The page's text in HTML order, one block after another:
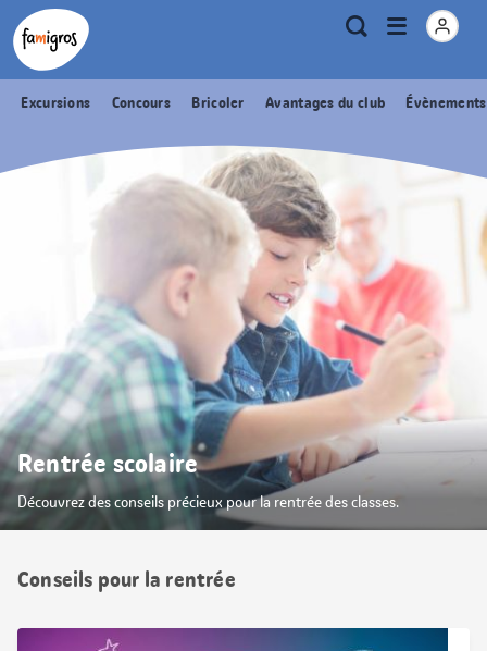
Signets
de
navigation
Header
Logo Métanavigation
RechercheOuvrir
Excursions Concours Bricoler Avantages du club
Rentrée scolaire
Découvrez des conseils précieux pour la rentrée des classes.
Conseils pour la rentrée